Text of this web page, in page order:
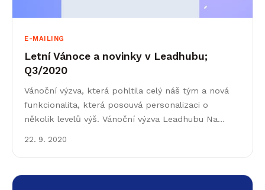
E-MAILING
Letní Vánoce a novinky v Leadhubu;
Q3/2020
Vánoční výzva, která pohltila celý náš tým a nová
funkcionalita, která posouvá personalizaci o
několik levelů výš. Vánoční výzva Leadhubu Na
22. 9. 2020